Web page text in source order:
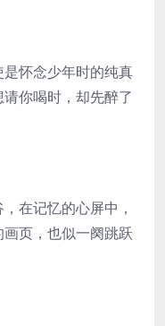
怀念少年时的纯真
你喝时，却先醉了
在记忆的心屏中，
页，也似一阕跳跃